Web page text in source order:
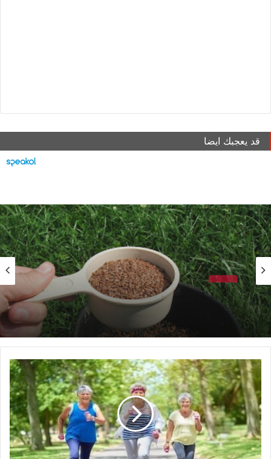
قد يعجبك ايضا
صحة
طريقة استخدام بذور الكتان لتطهير وتنظيف الأمعاء
كيف
تبقى
بصحة
جيدة
خلال
مراحل
عمرك
المختلفة؟